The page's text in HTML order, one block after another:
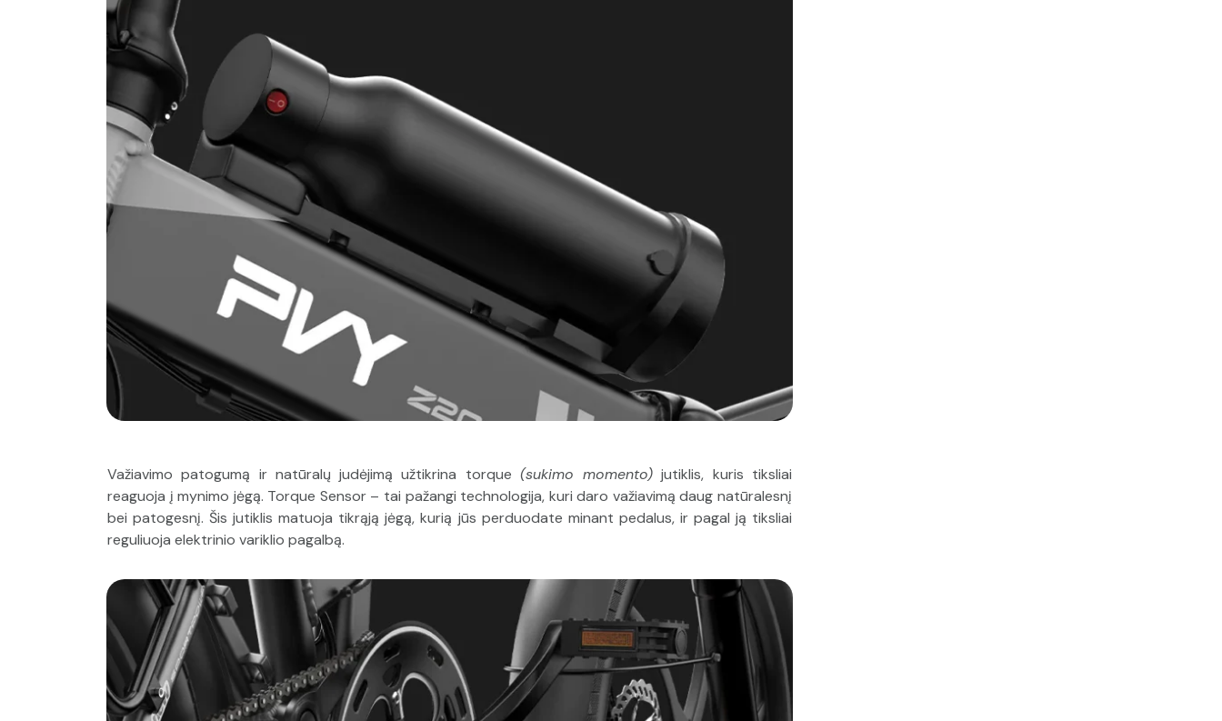
Važiavimo patogumą ir natūralų judėjimą užtikrina torque (sukimo momento) jutiklis, kuris tiksliai
reaguoja į mynimo jėgą. Torque Sensor – tai pažangi technologija, kuri daro važiavimą daug natūralesnį
bei patogesnį. Šis jutiklis matuoja tikrąją jėgą, kurią jūs perduodate minant pedalus, ir pagal ją tiksliai
reguliuoja elektrinio variklio pagalbą.